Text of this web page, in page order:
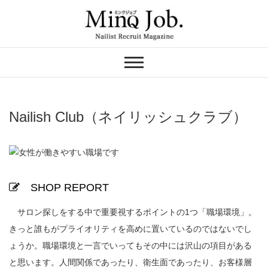
ネイリスト求人の
MinQ Job（ミンク
ジョブ）
Nailish Club（ネイリッシュクラブ）
SHOP REPORT
サロン探しをする中で重要視するポイントの1つ「職場環境」。
きっと誰もがプライオリティを高めに置いているのではないでし
ょうか。職場環境と一言でいってもその中には沢山の項目がある
と思います。人間関係であったり、衛生面であったり、お客様層